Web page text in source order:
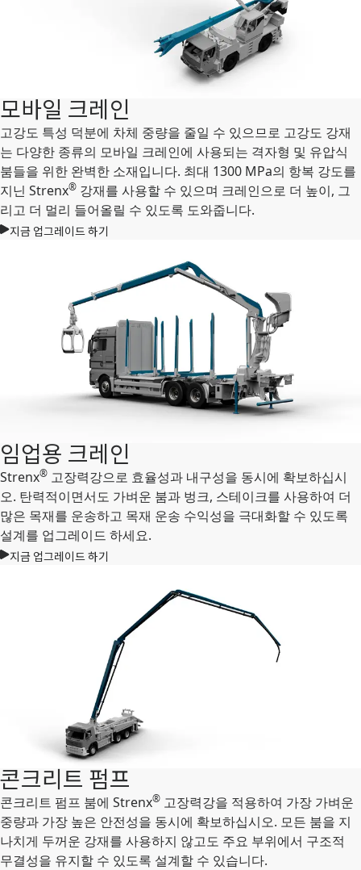
모바일 크레인
고강도 특성 덕분에 차체 중량을 줄일 수 있으므로 고강도 강재
는 다양한 종류의 모바일 크레인에 사용되는 격자형 및 유압식
붐들을 위한 완벽한 소재입니다. 최대 1300 MPa의 항복 강도를
지닌 Strenx® 강재를 사용할 수 있으며 크레인으로 더 높이, 그
리고 더 멀리 들어올릴 수 있도록 도와줍니다.
지금 업그레이드 하기
임업용 크레인
Strenx® 고장력강으로 효율성과 내구성을 동시에 확보하십시
오. 탄력적이면서도 가벼운 붐과 벙크, 스테이크를 사용하여 더
많은 목재를 운송하고 목재 운송 수익성을 극대화할 수 있도록
설계를 업그레이드 하세요.
지금 업그레이드 하기
콘크리트 펌프
콘크리트 펌프 붐에 Strenx® 고장력강을 적용하여 가장 가벼운
중량과 가장 높은 안전성을 동시에 확보하십시오. 모든 붐을 지
나치게 두꺼운 강재를 사용하지 않고도 주요 부위에서 구조적
무결성을 유지할 수 있도록 설계할 수 있습니다.